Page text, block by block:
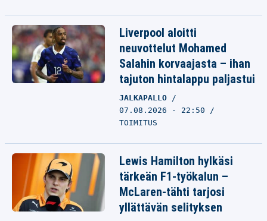
Liverpool aloitti
neuvottelut Mohamed
Salahin korvaajasta – ihan
tajuton hintalappu paljastui
JALKAPALLO
07.08.2026 - 22:50
TOIMITUS
Lewis Hamilton hylkäsi
tärkeän F1-työkalun –
McLaren-tähti tarjosi
yllättävän selityksen